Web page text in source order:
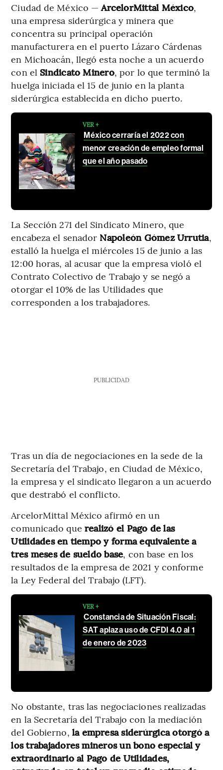
Ciudad de México —ArcelorMittal México,
una empresa siderúrgica y minera que
concentra su principal operación
manufacturera en el puerto Lázaro Cárdenas
en Michoacán, llegó esta noche a un acuerdo
con el Sindicato Minero, por lo que terminó la
huelga iniciada el 15 de junio en la planta
siderúrgica establecida en dicho puerto.
VER +
México cerraría el 2022 con
menor creación de empleo formal
que el año pasado
La Sección 271 del Sindicato Minero, que
encabeza el senador Napoleón Gómez Urrutia,
estalló la huelga el miércoles 15 de junio a las
12:00 horas, al acusar que la empresa violó el
Contrato Colectivo de Trabajo y se negó a
otorgar el 10% de las Utilidades que
corresponden a los trabajadores.
PUBLICIDAD
Tras un día de negociaciones en la sede de la
Secretaría del Trabajo, en Ciudad de México,
la empresa y el sindicato llegaron a un acuerdo
que destrabó el conflicto.
ArcelorMittal México afirmó en un
comunicado que realizó el Pago de las
Utilidades en tiempo y forma equivalente a
tres meses de sueldo base, con base en los
resultados de la empresa de 2021 y conforme
la Ley Federal del Trabajo (LFT).
VER +
Constancia de Situación Fiscal:
SAT aplaza uso de CFDI 4.0 al 1
de enero de 2023
No obstante, tras las negociaciones realizadas
en la Secretaría del Trabajo con la mediación
del Gobierno, la empresa siderúrgica otorgó a
los trabajadores mineros un bono especial y
extraordinario al Pago de Utilidades,